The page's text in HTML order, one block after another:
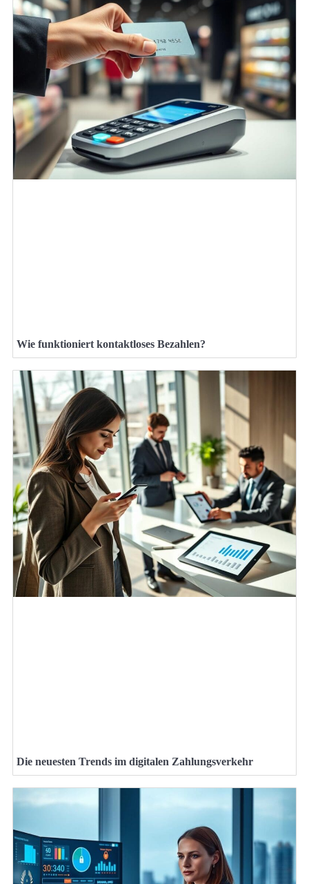
Wie funktioniert kontaktloses Bezahlen?
Die neuesten Trends im digitalen Zahlungsverkehr